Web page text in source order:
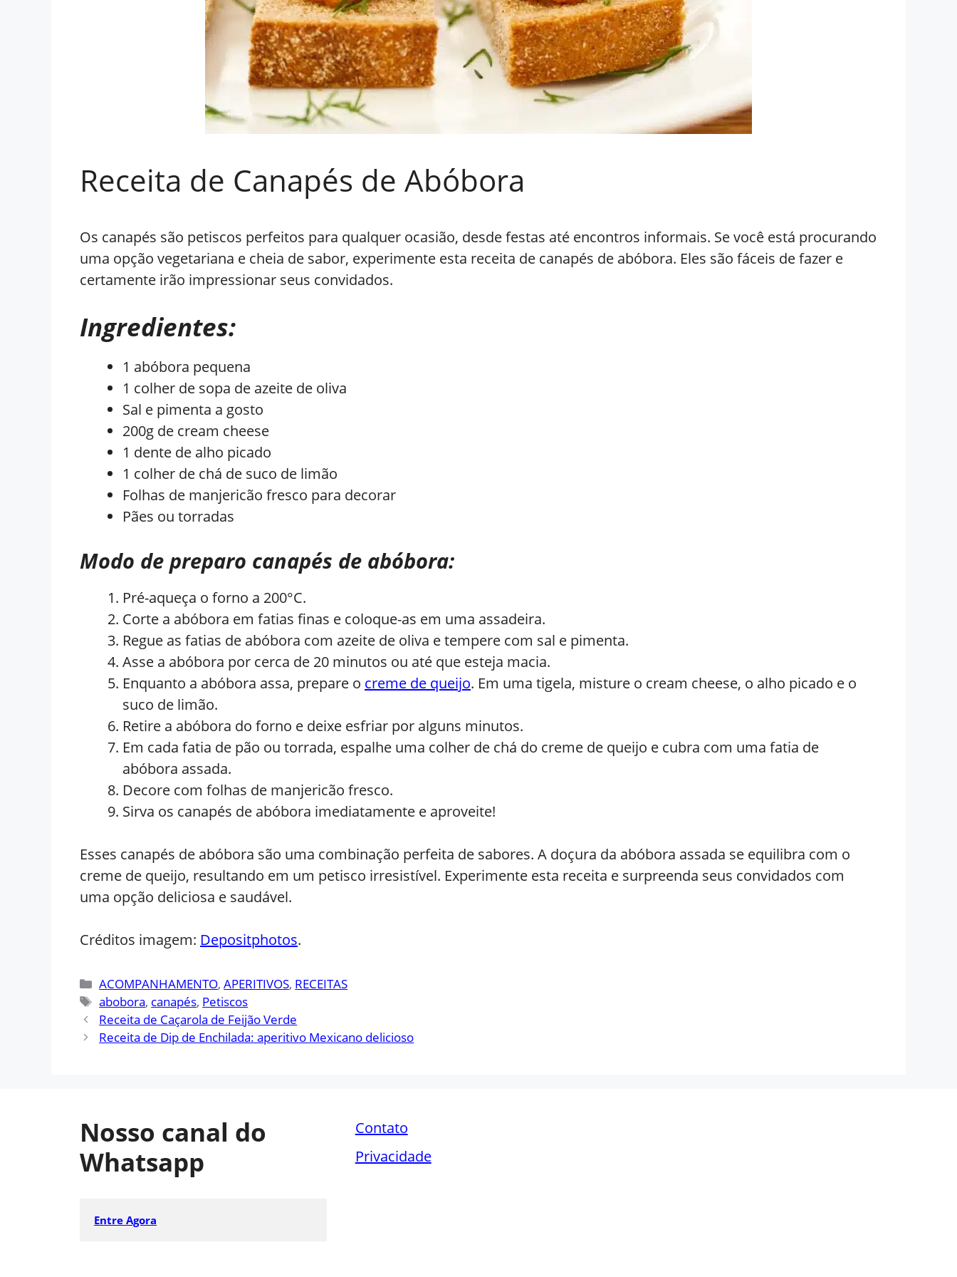
Receita de Canapés de Abóbora
Os canapés são petiscos perfeitos para qualquer ocasião, desde festas até encontros informais. Se você está procurando
uma opção vegetariana e cheia de sabor, experimente esta receita de canapés de abóbora. Eles são fáceis de fazer e
certamente irão impressionar seus convidados.
Ingredientes:
1 abóbora pequena
1 colher de sopa de azeite de oliva
Sal e pimenta a gosto
200g de cream cheese
1 dente de alho picado
1 colher de chá de suco de limão
Folhas de manjericão fresco para decorar
Pães ou torradas
Modo de preparo canapés de abóbora:
Pré-aqueça o forno a 200°C.
Corte a abóbora em fatias finas e coloque-as em uma assadeira.
Regue as fatias de abóbora com azeite de oliva e tempere com sal e pimenta.
Asse a abóbora por cerca de 20 minutos ou até que esteja macia.
Enquanto a abóbora assa, prepare o creme de queijo. Em uma tigela, misture o cream cheese, o alho picado e o
suco de limão.
Retire a abóbora do forno e deixe esfriar por alguns minutos.
Em cada fatia de pão ou torrada, espalhe uma colher de chá do creme de queijo e cubra com uma fatia de
abóbora assada.
Decore com folhas de manjericão fresco.
Sirva os canapés de abóbora imediatamente e aproveite!
Esses canapés de abóbora são uma combinação perfeita de sabores. A doçura da abóbora assada se equilibra com o
creme de queijo, resultando em um petisco irresistível. Experimente esta receita e surpreenda seus convidados com
uma opção deliciosa e saudável.
Créditos imagem: Depositphotos.
Categorias
ACOMPANHAMENTO,APERITIVOS, RECEITAS
Tags
abobora, canapés, Petiscos
Receita de Caçarola de Feijão Verde
Receita de Dip de Enchilada: aperitivo Mexicano delicioso
Nosso canal do
Whatsapp
Entre Agora
Contato
Privacidade